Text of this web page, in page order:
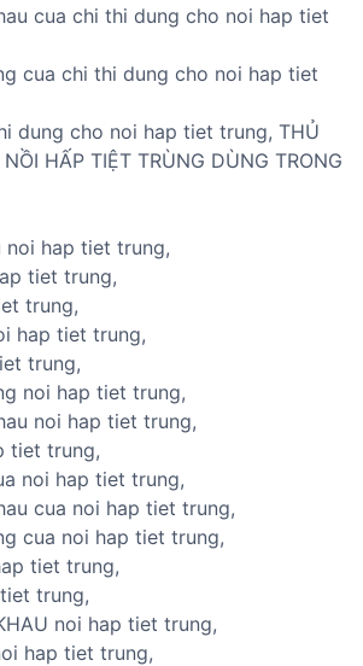
cua chi thi dung cho noi hap tiet
cua chi thi dung cho noi hap tiet
dung cho noi hap tiet trung, THỦ
HẤP TIỆT TRÙNG DÙNG TRONG
noi hap tiet trung,
tiet trung,
trung,
hap tiet trung,
trung,
noi hap tiet trung,
noi hap tiet trung,
tiet trung,
noi hap tiet trung,
cua noi hap tiet trung,
cua noi hap tiet trung,
tiet trung,
trung,
noi hap tiet trung,
hap tiet trung,